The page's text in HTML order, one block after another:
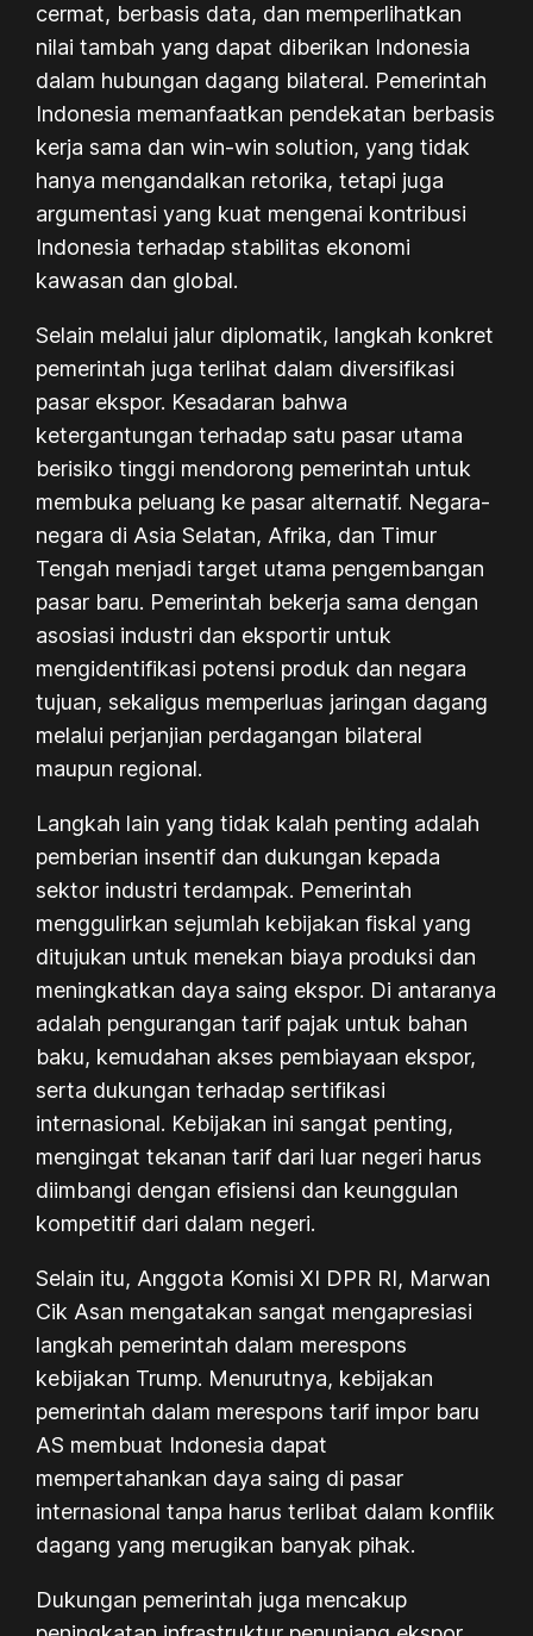
cermat, berbasis data, dan memperlihatkan
nilai tambah yang dapat diberikan Indonesia
dalam hubungan dagang bilateral. Pemerintah
Indonesia memanfaatkan pendekatan berbasis
kerja sama dan win-win solution, yang tidak
hanya mengandalkan retorika, tetapi juga
argumentasi yang kuat mengenai kontribusi
Indonesia terhadap stabilitas ekonomi
kawasan dan global.
Selain melalui jalur diplomatik, langkah konkret
pemerintah juga terlihat dalam diversifikasi
pasar ekspor. Kesadaran bahwa
ketergantungan terhadap satu pasar utama
berisiko tinggi mendorong pemerintah untuk
membuka peluang ke pasar alternatif. Negara-
negara di Asia Selatan, Afrika, dan Timur
Tengah menjadi target utama pengembangan
pasar baru. Pemerintah bekerja sama dengan
asosiasi industri dan eksportir untuk
mengidentifikasi potensi produk dan negara
tujuan, sekaligus memperluas jaringan dagang
melalui perjanjian perdagangan bilateral
maupun regional.
Langkah lain yang tidak kalah penting adalah
pemberian insentif dan dukungan kepada
sektor industri terdampak. Pemerintah
menggulirkan sejumlah kebijakan fiskal yang
ditujukan untuk menekan biaya produksi dan
meningkatkan daya saing ekspor. Di antaranya
adalah pengurangan tarif pajak untuk bahan
baku, kemudahan akses pembiayaan ekspor,
serta dukungan terhadap sertifikasi
internasional. Kebijakan ini sangat penting,
mengingat tekanan tarif dari luar negeri harus
diimbangi dengan efisiensi dan keunggulan
kompetitif dari dalam negeri.
Selain itu, Anggota Komisi XI DPR RI, Marwan
Cik Asan mengatakan sangat mengapresiasi
langkah pemerintah dalam merespons
kebijakan Trump. Menurutnya, kebijakan
pemerintah dalam merespons tarif impor baru
AS membuat Indonesia dapat
mempertahankan daya saing di pasar
internasional tanpa harus terlibat dalam konflik
dagang yang merugikan banyak pihak.
Dukungan pemerintah juga mencakup